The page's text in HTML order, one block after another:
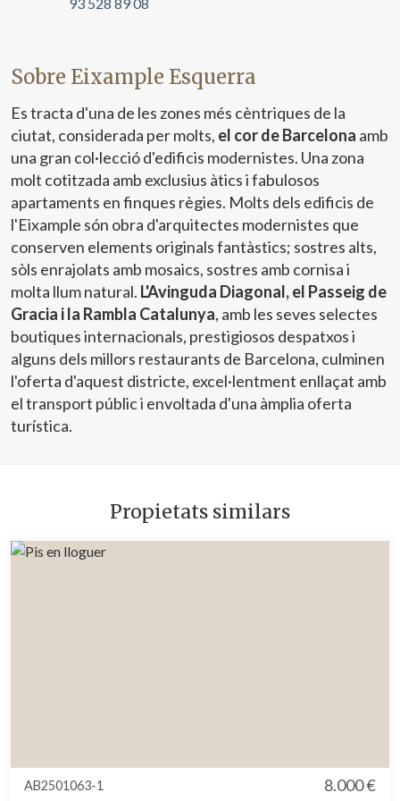
Sobre Eixample Esquerra
Es tracta d'una de les zones més cèntriques de la
ciutat, considerada per molts, el cor de Barcelona amb
una gran col·lecció d'edificis modernistes. Una zona
molt cotitzada amb exclusius àtics i fabulosos
apartaments en finques règies. Molts dels edificis de
l'Eixample són obra d'arquitectes modernistes que
conserven elements originals fantàstics; sostres alts,
sòls enrajolats amb mosaics, sostres amb cornisa i
molta llum natural. L'Avinguda Diagonal, el Passeig de
Gracia i la Rambla Catalunya, amb les seves selectes
boutiques internacionals, prestigiosos despatxos i
alguns dels millors restaurants de Barcelona, culminen
l'oferta d'aquest districte, excel·lentment enllaçat amb
el transport públic i envoltada d'una àmplia oferta
turística.
Propietats similars
AB2501063-1
8.000 €
mesurament de l'activitat del web per a l'elaboració de
perfils de navegació dels usuaris per introduir millores en
servei. Permeten desar la informació de preferència de
l'usuari per millorar la qualitat dels nostres serveis i oferir
una millor experiència a través de productes recomanats.
Marketing i publicitat
Aquestes cookies són utilitzades per emmagatzemar
informació sobre les preferències i les eleccions personals
de l'usuari a través de l'observació continuada dels seus
hàbits de navegació. Gràcies a elles, podem conèixer els
hàbits de navegació al lloc web i mostrar publicitat
relacionada amb el perfil de navegació de l'usuari.